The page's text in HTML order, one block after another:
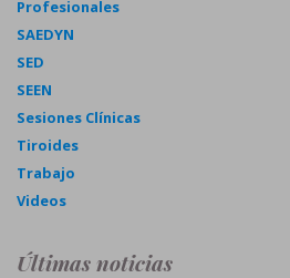
Profesionales
SAEDYN
SED
SEEN
Sesiones Clínicas
Tiroides
Trabajo
Videos
Últimas noticias